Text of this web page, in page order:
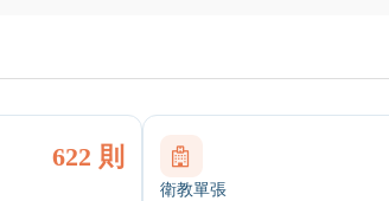
622 則
衛教單張